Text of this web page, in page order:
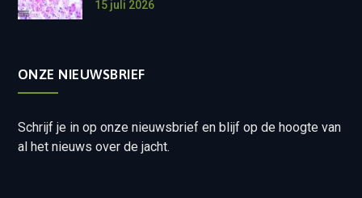
15 juli 2026
ONZE NIEUWSBRIEF
Schrijf je in op onze nieuwsbrief en blijf op de hoogte van
al het nieuws over de jacht.